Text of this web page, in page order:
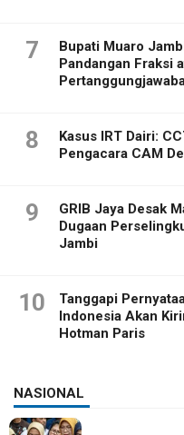
7
Bupati Muaro
Pandangan Fraksi
8
Kasus IRT Dairi:
Pengacara CAM
9
GRIB Jaya Desak
Dugaan
Jambi
10
Tanggapi
Indonesia Akan
Hotman Paris
NASIONAL